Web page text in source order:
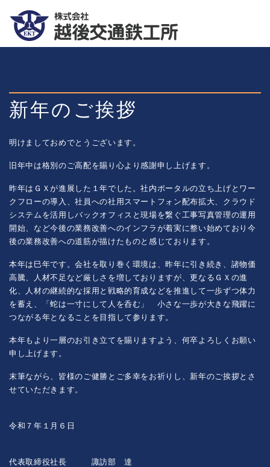
新年のご挨拶
明けましておめでとうございます。
旧年中は格別のご高配を賜り心より感謝申し上げます。
昨年はＧＸが進展した１年でした。社内ポータルの立ち上げとワー
クフローの導入、社員への社用スマートフォン配布拡大、クラウド
システムを活用しバックオフィスと現場を繋ぐ工事写真管理の運用
開始、など今後の業務改善へのインフラが着実に整い始めており今
後の業務改善への道筋が描けたものと感じております。
本年は巳年です。会社を取り巻く環境は、昨年に引き続き、諸物価
高騰、人材不足など厳しさを増しておりますが、更なるＧＸの進
化、人材の継続的な採用と戦略的育成などを推進して一歩ずつ体力
を蓄え、「蛇は一寸にして人を呑む」 小さな一歩が大きな飛躍に
つながる年となることを目指して参ります。
本年もより一層のお引き立てを賜りますよう、何卒よろしくお願い
申し上げます。
末筆ながら、皆様のご健勝とご多幸をお祈りし、新年のご挨拶とさ
せていただきます。
令和７年１月６日
代表取締役社長 諏訪部 達